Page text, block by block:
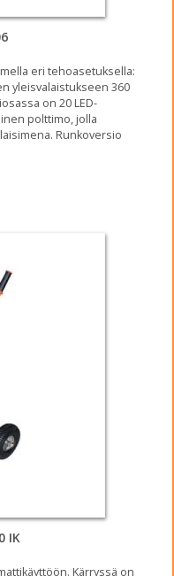
eri tehoasetuksella:
yleisvalaistukseen 360
on 20 LED-
polttimo, jolla
Runkoversio
IK
Kärryssä on